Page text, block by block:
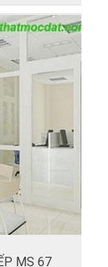
MS 67